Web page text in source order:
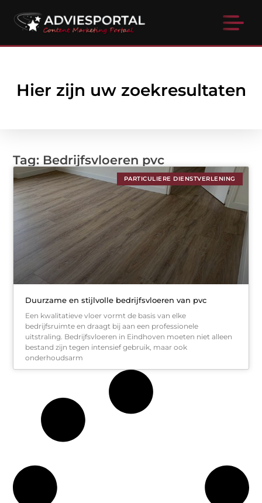
Hier zijn uw zoekresultaten
Tag: Bedrijfsvloeren pvc
PARTICULIERE DIENSTVERLENING
Duurzame en stijlvolle bedrijfsvloeren van pvc
Een kwalitatieve vloer vormt de basis van elke
bedrijfsruimte en draagt bij aan een professionele
uitstraling. Bedrijfsvloeren in Eindhoven moeten niet alleen
bestand zijn tegen intensief gebruik, maar ook
onderhoudsarm